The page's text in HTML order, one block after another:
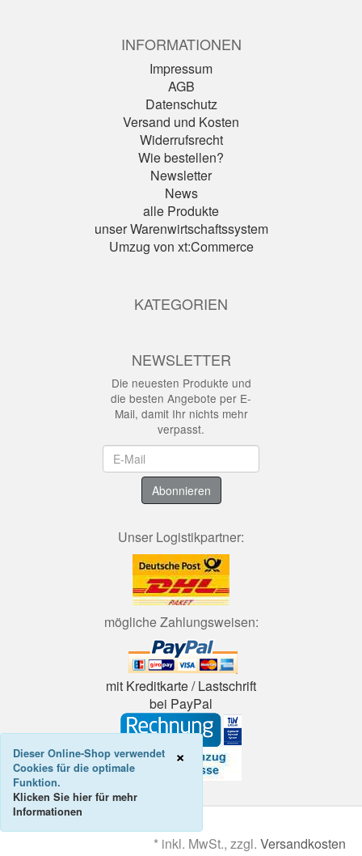
×
Dieser Online-Shop verwendet
Cookies für die optimale
Funktion.
Klicken Sie hier für mehr
Informationen
INFORMATIONEN
Impressum
AGB
Datenschutz
Versand und Kosten
Widerrufsrecht
Wie bestellen?
Newsletter
News
alle Produkte
unser Warenwirtschaftssystem
Umzug von xt:Commerce
KATEGORIEN
NEWSLETTER
Die neuesten Produkte und
die besten Angebote per E-
Mail, damit Ihr nichts mehr
verpasst.
Abonnieren
Unser Logistikpartner:
mögliche Zahlungsweisen:
mit Kreditkarte / Lastschrift
bei PayPal
* inkl. MwSt., zzgl. Versandkosten